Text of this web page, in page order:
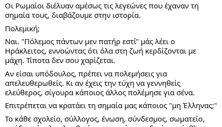
Οι Ρωμαίοι διέλυαν αμέσως τις λεγεώνες που έχαναν τη
σημαία τους, διαβάζουμε στην ιστορία.
Πολεμική;
Ναι. "Πόλεμος πάντων μεν πατήρ εστί" μάς λέει ο
Ηράκλειτος, εννοώντας ότι όλα στη ζωή κερδίζονται με
μάχη. Τίποτα δεν σου χαρίζεται.
Αν είσαι υπόδουλος, πρέπει να πολεμήσεις για
απελευθερωθείς. Κι αν έχεις την τύχη να γεννηθείς
ελεύθερος, σίγουρα κάποιος άλλος πολέμησε για σένα.
Επιτρέπεται να κρατάει τη σημαία μας κάποιος "μη Έλληνας;"
Το κάθε σχολείο, σύλλογος, ένωση, σύνδεσμος, σωματείο,